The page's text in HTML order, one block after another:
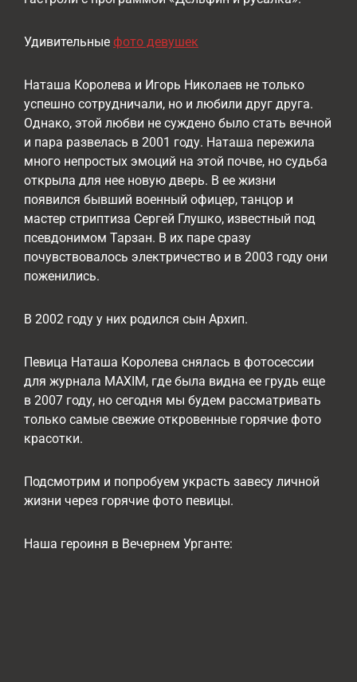
Удивительные фото девушек
Наташа Королева и Игорь Николаев не только
успешно сотрудничали, но и любили друг друга.
Однако, этой любви не суждено было стать вечной
и пара развелась в 2001 году. Наташа пережила
много непростых эмоций на этой почве, но судьба
открыла для нее новую дверь. В ее жизни
появился бывший военный офицер, танцор и
мастер стриптиза Сергей Глушко, известный под
псевдонимом Тарзан. В их паре сразу
почувствовалось электричество и в 2003 году они
поженились.
В 2002 году у них родился сын Архип.
Певица Наташа Королева снялась в фотосессии
для журнала MAXIM, где была видна ее грудь еще
в 2007 году, но сегодня мы будем рассматривать
только самые свежие откровенные горячие фото
красотки.
Подсмотрим и попробуем украсть завесу личной
жизни через горячие фото певицы.
Наша героиня в Вечернем Урганте: